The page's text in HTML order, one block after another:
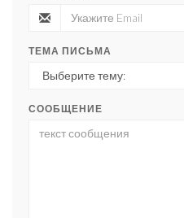
ТЕМА ПИСЬМА
СООБЩЕНИЕ